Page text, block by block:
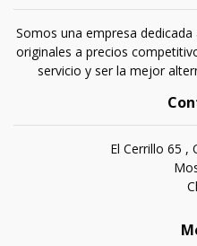
Somos una empresa
originales a precios
servicio y ser la mejor
El Cerrillo 65 ,